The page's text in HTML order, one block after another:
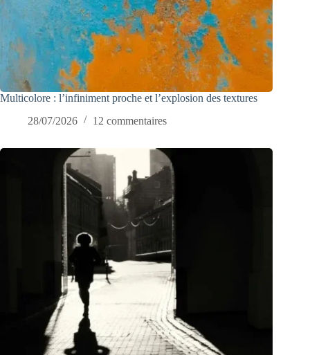
Multicolore : l’infiniment proche et l’explosion des textures
28/07/2026
12 commentaires